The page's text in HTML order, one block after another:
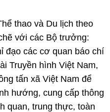
thao và Du lịch theo
với các Bộ trưởng:
đạo các cơ quan báo chí
Truyền hình Việt Nam,
tấn xã Việt Nam để
hướng, cung cấp thông
quan, trung thực, toàn